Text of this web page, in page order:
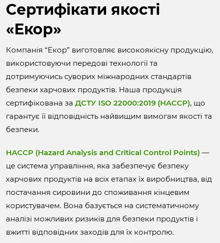
Cертифікати якості
«Екор»
Компанія “Екор” виготовляє високоякісну продукцію,
використовуючи передові технології та
дотримуючись суворих міжнародних стандартів
безпеки харчових продуктів. Наша продукція
сертифікована за ДСТУ ISO 22000:2019 (HACCP), що
гарантує її відповідність найвищим вимогам якості та
безпеки.
HACCP (Hazard Analysis and Critical Control Points) —
це система управління, яка забезпечує безпеку
харчових продуктів на всіх етапах їх виробництва, від
постачання сировини до споживання кінцевим
користувачем. Вона базується на систематичному
аналізі можливих ризиків для безпеки продуктів і
вжитті відповідних заходів для їх контролю.